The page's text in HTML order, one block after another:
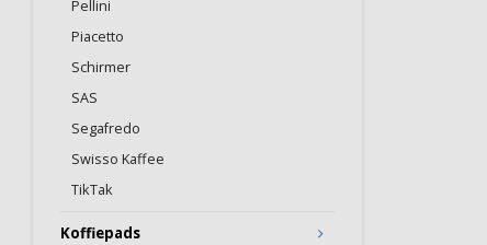
Pellini
Piacetto
Schirmer
SAS
Segafredo
Swisso Kaffee
TikTak
Koffiepads